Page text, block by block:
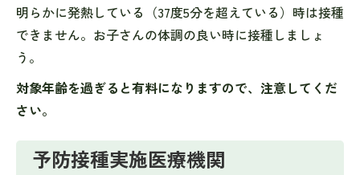
明らかに発熱している（37度5分を超えている）時は接種
できません。お子さんの体調の良い時に接種しましょ
う。
対象年齢を過ぎると有料になりますので、注意してくだ
さい。
予防接種実施医療機関